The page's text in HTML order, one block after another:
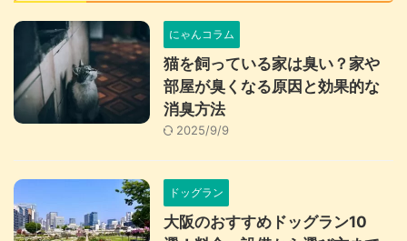
にゃんコラム
猫を飼っている家は臭い？家や
部屋が臭くなる原因と効果的な
消臭方法
2025/9/9
ドッグラン
大阪のおすすめドッグラン10